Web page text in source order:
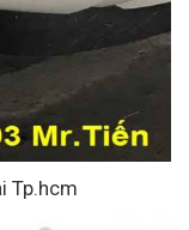
Tp.hcm